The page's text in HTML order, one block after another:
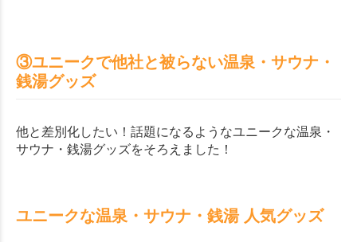
③ユニークで他社と被らない温泉・サウナ・
銭湯グッズ
他と差別化したい！話題になるようなユニークな温泉・
サウナ・銭湯グッズをそろえました！
ユニークな温泉・サウナ・銭湯 人気グッズ